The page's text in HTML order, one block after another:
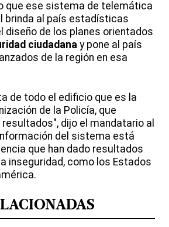
que ese sistema de telemática
brinda al país estadísticas
diseño de los planes orientados
ciudadana y pone al país
de la región en esa
de todo el edificio que es la
de la Policía, que
dijo el mandatario al
del sistema está
que han dado resultados
inseguridad, como los Estados